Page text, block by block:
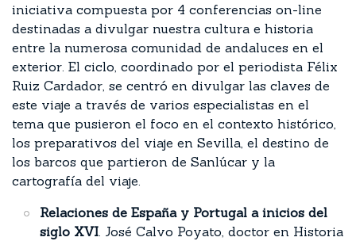
iniciativa compuesta por 4 conferencias on-line
destinadas a divulgar nuestra cultura e historia
entre la numerosa comunidad de andaluces en el
exterior. El ciclo, coordinado por el periodista Félix
Ruiz Cardador, se centró en divulgar las claves de
este viaje a través de varios especialistas en el
tema que pusieron el foco en el contexto histórico,
los preparativos del viaje en Sevilla, el destino de
los barcos que partieron de Sanlúcar y la
cartografía del viaje.
Relaciones de España y Portugal a inicios del
siglo XVI. José Calvo Poyato, doctor en Historia